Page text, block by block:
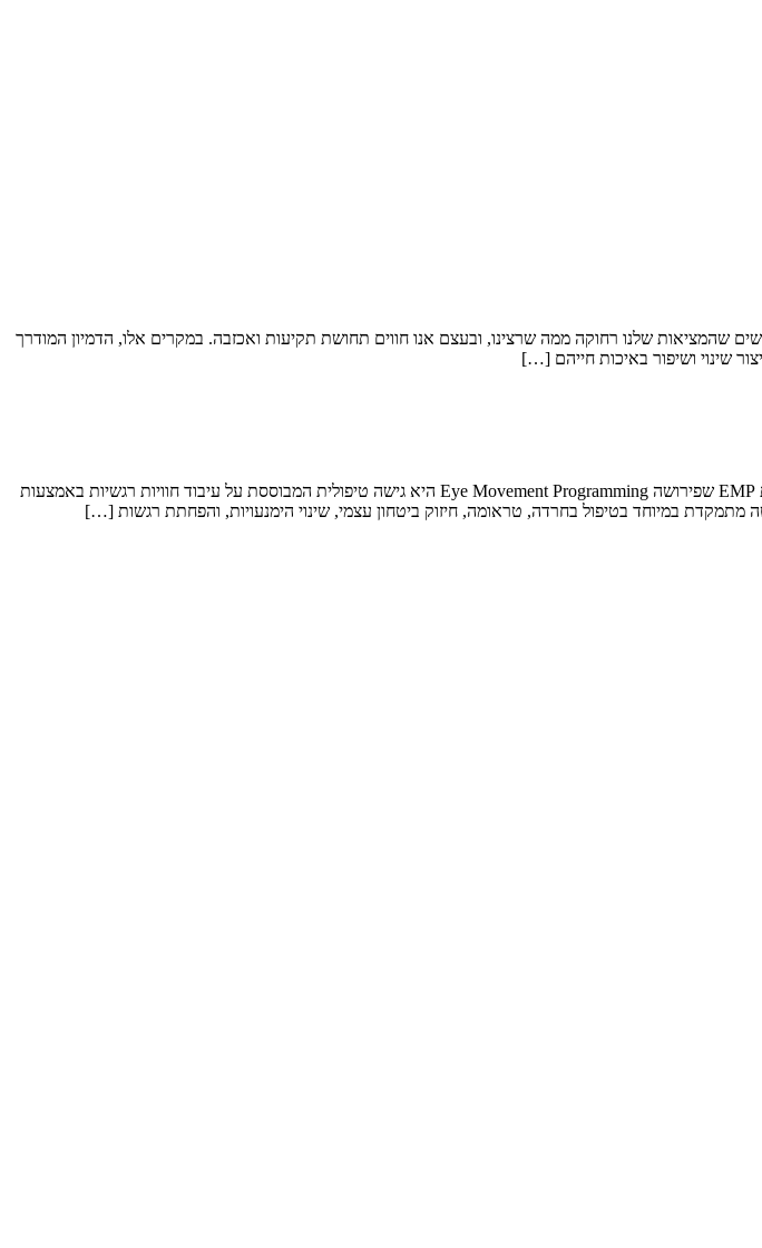
שהמציאות שלנו רחוקה ממה שרצינו, ובעצם אנו חווים תחושת תקיעות ואכזבה. במקרים אלו, הדמיון המודרך
שינוי ושיפור באיכות חייהם […]
שיטת EMP: איך תנועות עיניים וגירוי בילטרלי מסייעים לעיבוד רגשי, להפחתת חרדה ולשחרור מטראומהשיטת EMP שפירושה Eye Movement Programming היא גישה טיפולית המבוססת על עיבוד חוויות רגשיות באמצעות
מתמקדת במיוחד בטיפול בחרדה, טראומה, חיזוק ביטחון עצמי, שינוי הימנעויות, והפחתת רגשות […]